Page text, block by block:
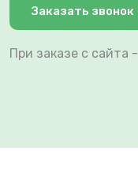
Заказать звонок
При заказе с сайта -